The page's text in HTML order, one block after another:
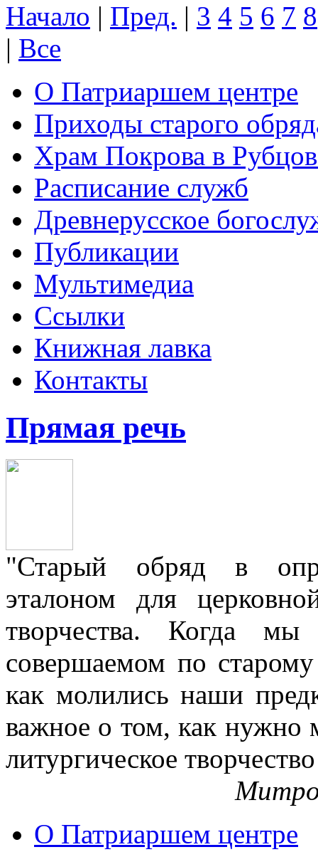
Начало | Пред. | 3 4 5 6 7 8
| Все
О Патриаршем центре
Приходы старого
Храм Покрова в
Расписание служб
Древнерусское
Публикации
Мультимедиа
Ссылки
Книжная лавка
Контакты
Прямая речь
"Старый обряд в
эталоном для
творчества. Когда мы
совершаемом по
как молились наши
важное о том, как нужно
литургическое
О Патриаршем центре